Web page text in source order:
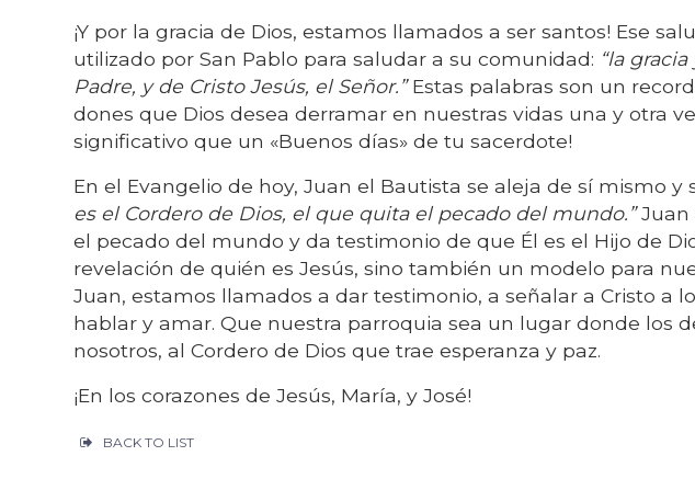
¡Y por la gracia de Dios, estamos llamados a ser santos! Ese
utilizado por San Pablo para saludar a su comunidad: “la
Padre, y de Cristo Jesús, el Señor.”Estas palabras son un
dones que Dios desea derramar en nuestras vidas una y otra
significativo que un «Buenos días» de tu sacerdote!
En el Evangelio de hoy, Juan el Bautista se aleja de sí mismo y
es el Cordero de Dios, el que quita el pecado del mundo.”Juan
el pecado del mundo y da testimonio de que Él es el Hijo de
revelación de quién es Jesús, sino también un modelo para
Juan, estamos llamados a dar testimonio, a señalar a Cristo a
hablar y amar. Que nuestra parroquia sea un lugar donde los
nosotros, al Cordero de Dios que trae esperanza y paz.
¡En los corazones de Jesús, María, y José!
BACK TO LIST